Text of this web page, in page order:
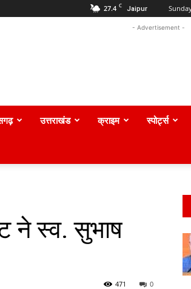
27.4 C Jaipur
- Advertisement -
उत्तराखंड क्राइम स्पोर्ट्स
ने स्व. सुभाष
0
471